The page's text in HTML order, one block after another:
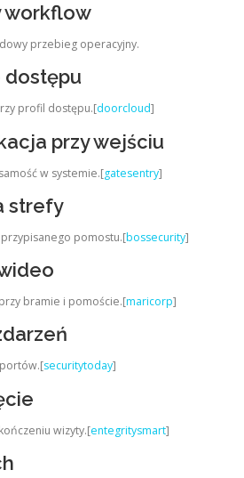
workflow
przebieg operacyjny.
dostępu
profil dostępu.[doorcloud]
przy wejściu
w systemie.[gatesentry]
strefy
pomostu.[bossecurity]
bramie i pomoście.[maricorp]
securitytoday]
wizyty.[entegritysmart]